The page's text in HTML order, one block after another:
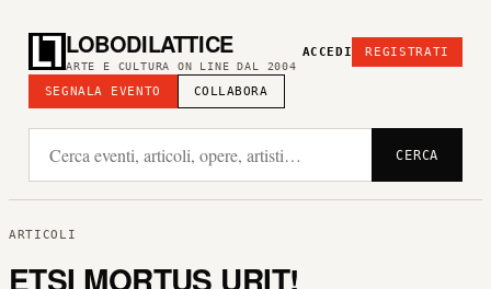
LOBODILATTICE
ARTE E CULTURA ON LINE DAL 2004
SEGNALA EVENTO COLLABORA
ACCEDI REGISTRATI
CERCA
ARTICOLI
ETSI MORTUS URIT!